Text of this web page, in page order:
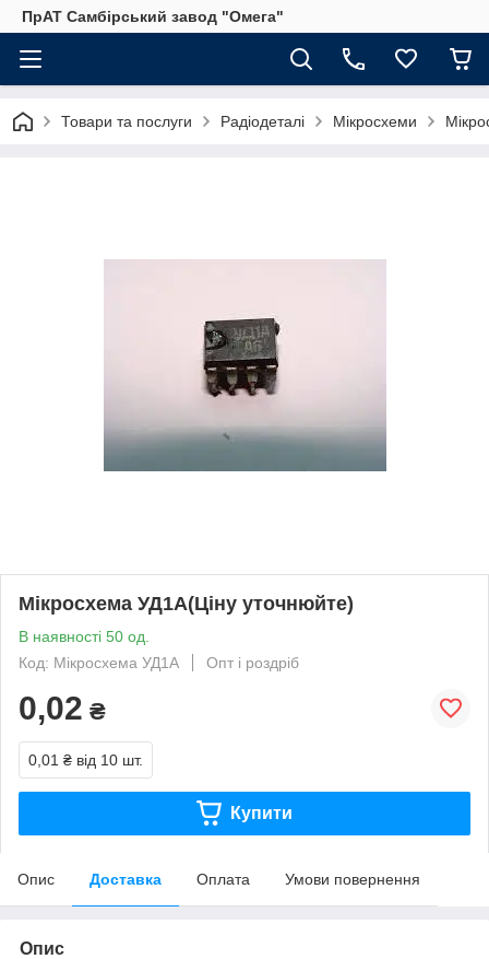
ПрАТ Самбірський завод "Омега"
Товари та послуги Радіодеталі Мікросхеми
Мікросхема УД1А(Ціну уточнюйте)
В наявності 50 од.
Код: Мікросхема УД1А
Опт і роздріб
0,02 ₴
0,01 ₴ від 10 шт.
Купити
Опис Доставка Оплата Умови повернення
Опис